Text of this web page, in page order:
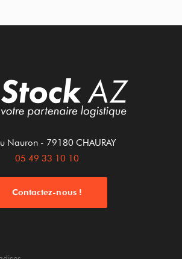
Nauron - 79180 CHAURAY
05 49 33 10 10
Contactez-nous !